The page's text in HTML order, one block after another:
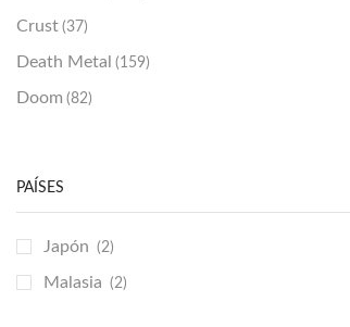
Crust (37)
Death Metal (159)
Doom (82)
Hardcore (153)
Heavy Metal (91)
PAÍSES
Japón (2)
Malasia (2)